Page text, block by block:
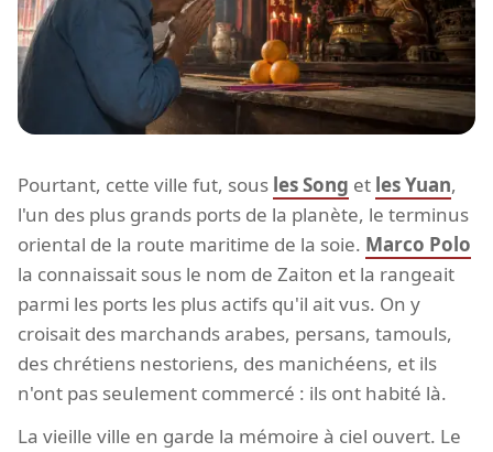
Pourtant, cette ville fut, sous les Song et les Yuan,
l'un des plus grands ports de la planète, le terminus
oriental de la route maritime de la soie. Marco Polo
la connaissait sous le nom de Zaiton et la rangeait
parmi les ports les plus actifs qu'il ait vus. On y
croisait des marchands arabes, persans, tamouls,
des chrétiens nestoriens, des manichéens, et ils
n'ont pas seulement commercé : ils ont habité là.
La vieille ville en garde la mémoire à ciel ouvert. Le